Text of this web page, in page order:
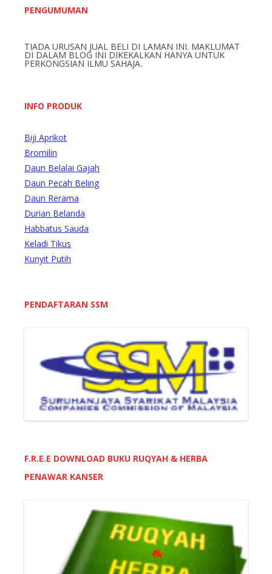
f
o
PENGUMUMAN
TIADA URUSAN JUAL BELI DI LAMAN INI. MAKLUMAT
DI DALAM BLOG INI DIKEKALKAN HANYA UNTUK
PERKONGSIAN ILMU SAHAJA.
INFO PRODUK
Biji Aprikot
Bromilin
Daun Belalai Gajah
Daun Pecah Beling
Daun Rerama
Durian Belanda
Habbatus Sauda
Keladi Tikus
Kunyit Putih
PENDAFTARAN SSM
F.R.E.E DOWNLOAD BUKU RUQYAH & HERBA
PENAWAR KANSER